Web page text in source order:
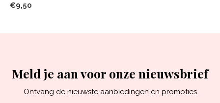
€9,50
Meld je aan voor onze nieuwsbrief
Ontvang de nieuwste aanbiedingen en promoties